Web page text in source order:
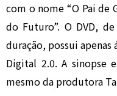
com o nome “O Pai de
do Futuro”. O DVD,
duração, possui
Digital 2.0. A sinopse
mesmo da produtora